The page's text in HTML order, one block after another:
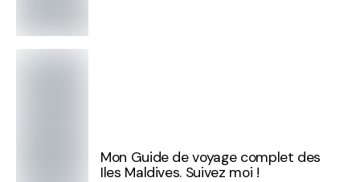
Mon Guide de voyage complet des
Iles Maldives. Suivez moi !